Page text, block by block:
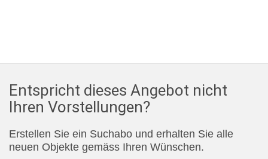
Entspricht dieses Angebot nicht
Ihren Vorstellungen?
Erstellen Sie ein Suchabo und erhalten Sie alle
neuen Objekte gemäss Ihren Wünschen.